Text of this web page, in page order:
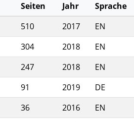
Seiten Jahr
Sprache
510 2017
EN
304 2018
EN
247 2018
EN
91 2019
DE
36 2016
EN